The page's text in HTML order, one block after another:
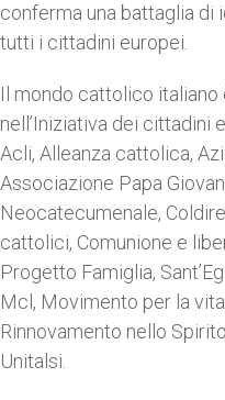
conferma una battaglia di
tutti i cittadini europei.
Il mondo cattolico
nell’Iniziativa dei cittadini
Acli, Alleanza cattolica,
Associazione Papa
Neocatecumenale,
cattolici, Comunione e
Progetto Famiglia,
Mcl, Movimento per la
Rinnovamento nello
Unitalsi.